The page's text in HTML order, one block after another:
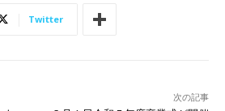
Twitter
次の記事